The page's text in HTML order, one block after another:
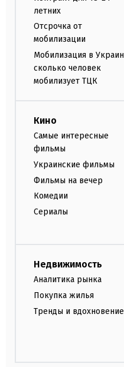
летних
Отсрочка от
мобилизации
Мобилизация в
сколько человек
мобилизует ТЦК
Кино
Самые интересные
фильмы
Украинские фильмы
Фильмы на вечер
Комедии
Сериалы
Недвижимость
Аналитика рынка
Покупка жилья
Тренды и вдохновение